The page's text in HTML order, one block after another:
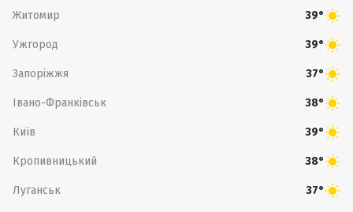
Житомир 39°
Ужгород 39°
Запоріжжя 37°
Івано-Франківськ 38°
Київ 39°
Кропивницький 38°
Луганськ 37°